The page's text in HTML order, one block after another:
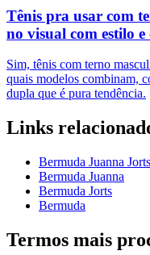
Tênis pra usar com
no visual com estilo e
Sim, tênis com terno
quais modelos combinam,
dupla que é pura tendência.
Links
Bermuda Juanna Jorts
Bermuda Juanna
Bermuda Jorts
Bermuda
Termos mais